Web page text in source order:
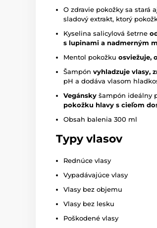
O zdravie pokožky sa stará
sladový extrakt, ktorý
Kyselina salicylová šetrne
s lupinami a nadmerným
Mentol pokožku osviežuje,
Šampón vyhladzuje vlasy,
pH a dodáva vlasom
Vegánsky šampón ideálny
pokožku hlavy s cieľom
Obsah balenia 300 ml
Typyvlasov
Rednúce vlasy
Vypadávajúce vlasy
Vlasy bez objemu
Vlasy bez lesku
Poškodené vlasy